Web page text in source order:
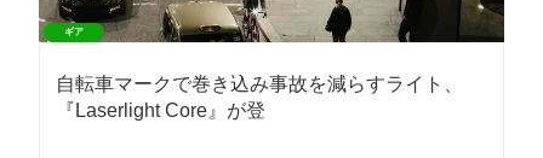
ギア
自転車マークで巻き込み事故を減らすライト、
『Laserlight Core』が登